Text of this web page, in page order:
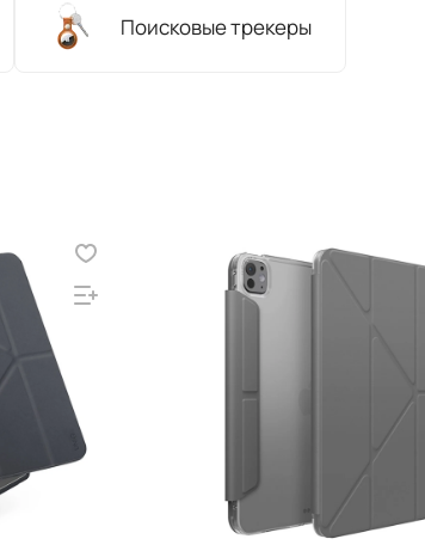
Поисковые трекеры